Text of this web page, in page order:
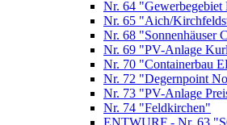
Nr. 64 "Gewerbegebiet
Nr. 65 "Aich/
Nr. 68 "Sonnenhäuser
Nr. 69 "PV-Anlage
Nr. 70 "Containerbau
Nr. 72 "Degernpoint
Nr. 73 "PV-Anlage
Nr. 74 "Feldkirchen"
ENTWURF - Nr. 63